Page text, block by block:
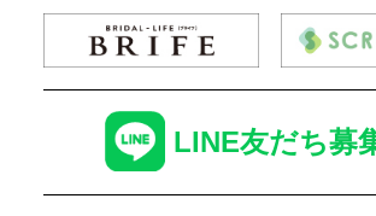
LINE友だち募